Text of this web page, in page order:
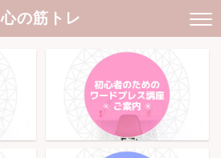
心の筋トレ